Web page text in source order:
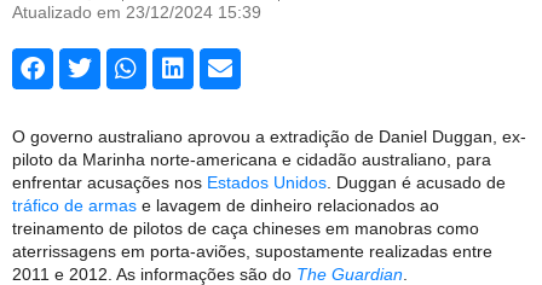
Atualizado em 23/12/2024 15:39
O governo australiano aprovou a extradição de Daniel Duggan, ex-
piloto da Marinha norte-americana e cidadão australiano, para
enfrentar acusações nos Estados Unidos . Duggan é acusado de
tráfico de armas e lavagem de dinheiro relacionados ao
treinamento de pilotos de caça chineses em manobras como
aterrissagens em porta-aviões, supostamente realizadas entre
2011 e 2012. As informações são do The Guardian